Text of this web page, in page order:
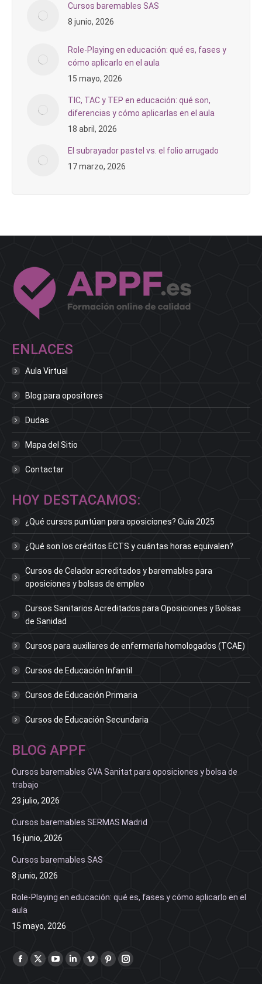
Cursos baremables SAS
8 junio, 2026
Role-Playing en educación: qué es, fases y
cómo aplicarlo en el aula
15 mayo, 2026
TIC, TAC y TEP en educación: qué son,
diferencias y cómo aplicarlas en el aula
18 abril, 2026
El subrayador pastel vs. el folio arrugado
17 marzo, 2026
ENLACES
Aula Virtual
Blog para opositores
Dudas
Mapa del Sitio
Contactar
HOY DESTACAMOS:
¿Qué cursos puntúan para oposiciones? Guía 2025
¿Qué son los créditos ECTS y cuántas horas equivalen?
Cursos de Celador acreditados y baremables para
oposiciones y bolsas de empleo
Cursos Sanitarios Acreditados para Oposiciones y Bolsas
de Sanidad
Cursos para auxiliares de enfermería homologados (TCAE)
Cursos de Educación Infantil
Cursos de Educación Primaria
Cursos de Educación Secundaria
BLOG APPF
Cursos baremables GVA Sanitat para oposiciones y bolsa de
trabajo
23 julio, 2026
Cursos baremables SERMAS Madrid
16 junio, 2026
Cursos baremables SAS
8 junio, 2026
Role-Playing en educación: qué es, fases y cómo aplicarlo en el
aula
15 mayo, 2026
Find us on:
Facebook
X
YouTubeLinkedinVimeoPinterestInstagram